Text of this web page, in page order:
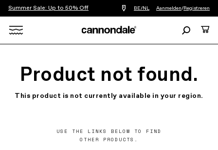
Summer Sale: Up to 50% Off
Vind
een
bij
in
BE/NL Aanmelden/Registreren
ZoekenCart
Product not found.
This product is not currently available in your region.
USE THE LINKS BELOW TO FIND
OTHER PRODUCTS.